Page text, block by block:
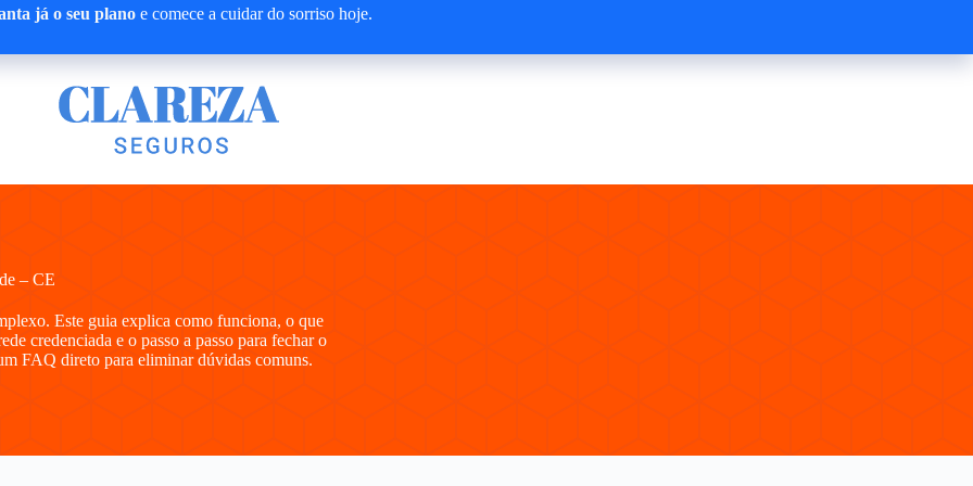
já o seu planoe comece a cuidar do sorriso hoje.
– CE
Este guia explica como funciona, o que
credenciada e o passo a passo para fechar o
FAQ direto para eliminar dúvidas comuns.